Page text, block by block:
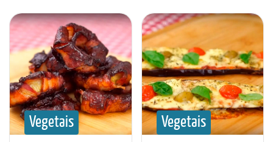
Vegetais Vegetais